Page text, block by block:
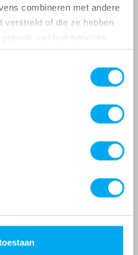
combineren met andere
verstrekt of die ze hebben
van hun services.